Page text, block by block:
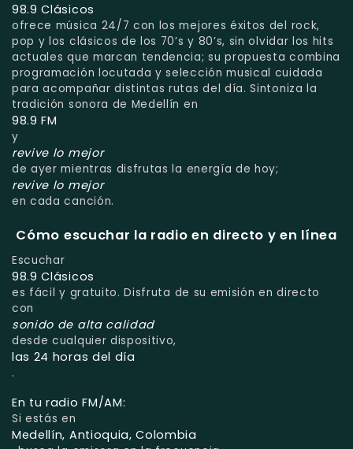
98.9 Clásicos
ofrece música 24/7 con los mejores éxitos del rock,
pop y los clásicos de los 70’s y 80’s, sin olvidar los hits
actuales que marcan tendencia; su propuesta combina
programación locutada y selección musical cuidada
para acompañar distintas rutas del día. Sintoniza la
tradición sonora de Medellín en
98.9 FM
y
revive lo mejor
de ayer mientras disfrutas la energía de hoy;
revive lo mejor
en cada canción.
Cómo escuchar la radio en directo y en línea
Escuchar
98.9 Clásicos
es fácil y gratuito. Disfruta de su emisión en directo
con
sonido de alta calidad
desde cualquier dispositivo,
las 24 horas del día
.
En tu radio FM/AM:
Si estás en
Medellín, Antioquia, Colombia